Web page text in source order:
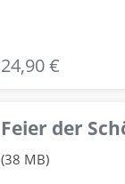
24,90 €
Feier der
(38 MB)